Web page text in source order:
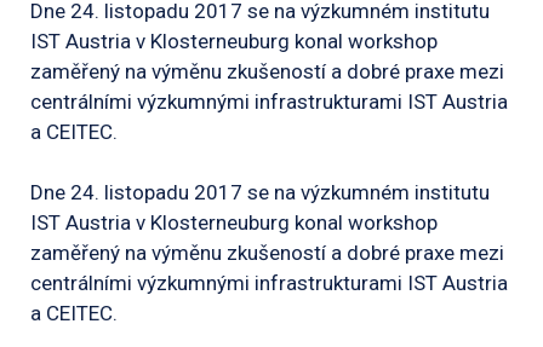
Dne 24. listopadu 2017 se na výzkumném institutu
IST Austria v Klosterneuburg konal workshop
zaměřený na výměnu zkušeností a dobré praxe mezi
centrálními výzkumnými infrastrukturami IST Austria
a CEITEC.
Dne 24. listopadu 2017 se na výzkumném institutu
IST Austria v Klosterneuburg konal workshop
zaměřený na výměnu zkušeností a dobré praxe mezi
centrálními výzkumnými infrastrukturami IST Austria
a CEITEC.